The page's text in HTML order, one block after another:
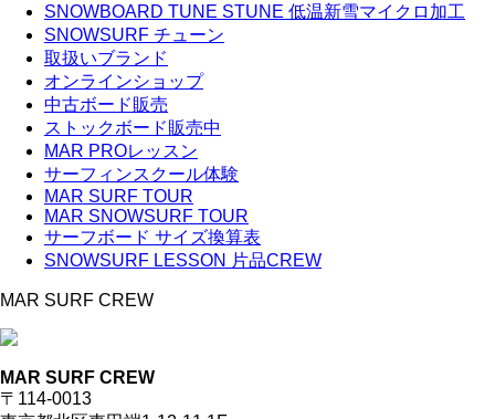
SNOWBOARD TUNE STUNE 低温新雪マイクロ加工
SNOWSURF チューン
取扱いブランド
オンラインショップ
中古ボード販売
ストックボード販売中
MAR PROレッスン
サーフィンスクール体験
MAR SURF TOUR
MAR SNOWSURF TOUR
サーフボード サイズ換算表
SNOWSURF LESSON 片品CREW
MAR SURF CREW
MAR SURF CREW
〒114-0013